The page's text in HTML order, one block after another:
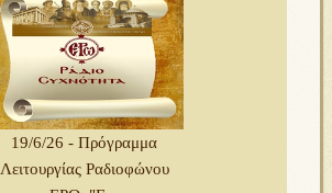
19/6/26 - Πρόγραμμα
Λειτουργίας Ραδιοφώνου